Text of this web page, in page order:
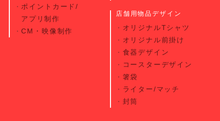
ポイントカード/
アプリ制作
CM・映像制作
店舗用物品デザイン
オリジナルTシャツ
オリジナル前掛け
食器デザイン
コースターデザイン
箸袋
ライター/マッチ
封筒